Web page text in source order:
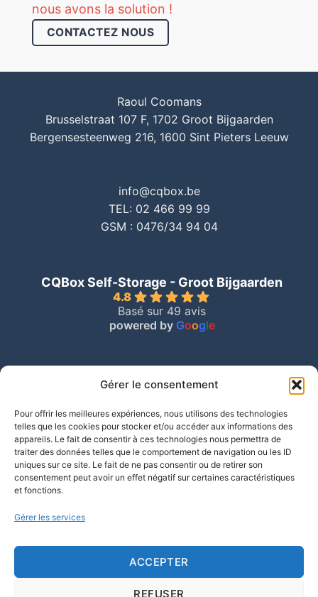
Gérer le consentement
Pour offrir les meilleures expériences, nous utilisons des technologies
telles que les cookies pour stocker et/ou accéder aux informations des
appareils. Le fait de consentir à ces technologies nous permettra de
traiter des données telles que le comportement de navigation ou les ID
uniques sur ce site. Le fait de ne pas consentir ou de retirer son
consentement peut avoir un effet négatif sur certaines caractéristiques
et fonctions.
Gérer les services
ACCEPTER
REFUSER
nous avons la solution !
CONTACTEZ NOUS
Raoul Coomans
Brusselstraat 107 F, 1702 Groot Bijgaarden
Bergensesteenweg 216, 1600 Sint Pieters Leeuw
info@cqbox.be
TEL: 02 466 99 99
GSM : 0476/34 94 04
CQBox Self-Storage - Groot Bijgaarden
4.8
Basé sur 49 avis
powered by Google